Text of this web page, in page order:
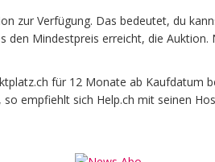
zur Verfügung. Das bedeutet, du
Mindestpreis erreicht, die
für 12 Monate ab Kaufdatum
empfiehlt sich Help.ch mit seinen